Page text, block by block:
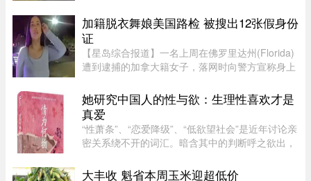
塔尔航空客机险些发生碰撞，两机一度相距仅数
米。捷星客机飞行员发现情况 ...
加籍脱衣舞娘美国路检 被搜出12张假身份
证
【星岛综合报道】一名上周在佛罗里达州(Florida)
遭到逮捕的加拿大籍女子，落网时向警方宣称身上
了更惊人的内幕，据称警方其后在她后车箱里发现
的12张假身份证。据《国 ...
她研究中国人的性与欲：生理性喜欢才是
真爱
“性萧条”、“恋爱降级”、“低欲望社会”是近年讨论亲
密关系绕不开的词汇。暗含其中的判断呼之欲出，
学教授吴存存，却对这一普遍的直觉保持怀疑。她
大丰收 魁省本周玉米迎超低价